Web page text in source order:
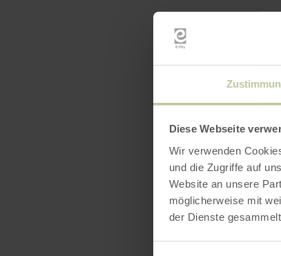
Diese Webseite
Wir verwenden
und die Zugriffe auf
Website an unsere
möglicherweise mit
der Dienste